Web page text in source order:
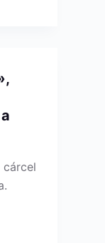
cárcel